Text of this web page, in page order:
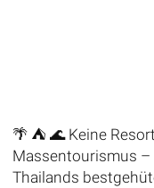
🌴 ⛺️ 🌊 Keine
Massentourismus –
Thailands